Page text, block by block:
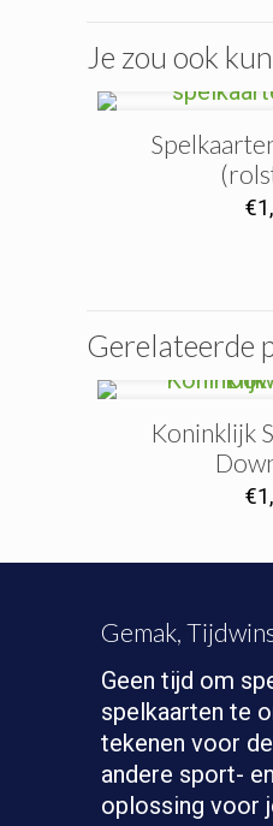
Je zou ook
€
Gerelateerde
Koninklijk
€
Gemak,
Geen tijd om
spelkaarten te
tekenen voor
andere sport-
oplossing voor